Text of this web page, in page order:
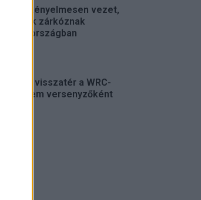
Suárez kényelmesen vezet,
Németék zárkóznak
Spanyolországban
Munster visszatér a WRC-
be, de nem versenyzőként